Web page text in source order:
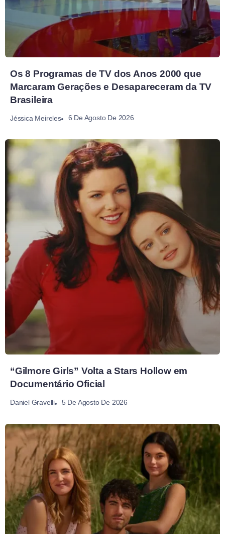
Os 8 Programas de TV dos Anos 2000 que
Marcaram Gerações e Desapareceram da TV
Brasileira
Jéssica Meireles 6 De Agosto De 2026
“Gilmore Girls” Volta a Stars Hollow em
Documentário Oficial
Daniel Gravelli 5 De Agosto De 2026